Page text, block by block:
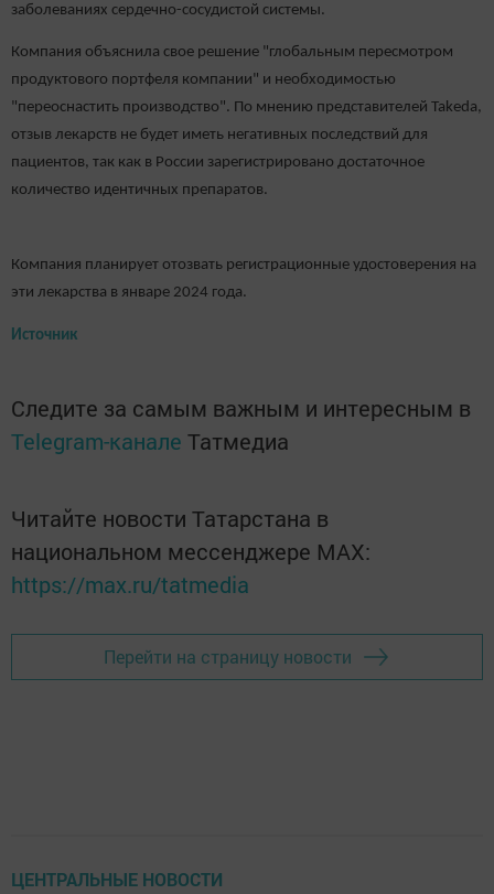
заболеваниях сердечно-сосудистой системы.
Компания объяснила свое решение "глобальным пересмотром
продуктового портфеля компании" и необходимостью
"переоснастить производство". По мнению представителей Takeda,
отзыв лекарств не будет иметь негативных последствий для
пациентов, так как в России зарегистрировано достаточное
количество идентичных препаратов.
Компания планирует отозвать регистрационные удостоверения на
эти лекарства в январе 2024 года.
Источник
Следите за самым важным и интересным в
Telegram-канале Татмедиа
Читайте новости Татарстана в
национальном мессенджере MАХ:
https://max.ru/tatmedia
Перейти на страницу новости
ЦЕНТРАЛЬНЫЕ НОВОСТИ